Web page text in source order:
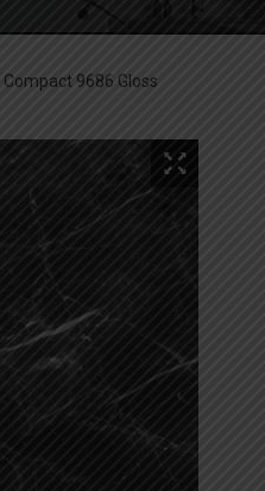
9686 Gloss